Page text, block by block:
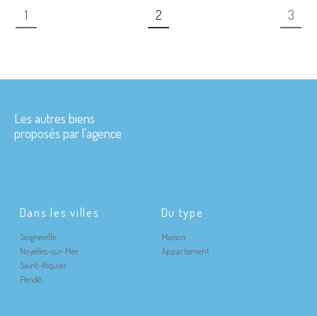
1 2 3
Les autres biens
proposés par l'agence
Dans les villes
Saigneville
Noyelles-sur-Mer
Saint-Riquier
Pendé
Du type
Maison
Appartement